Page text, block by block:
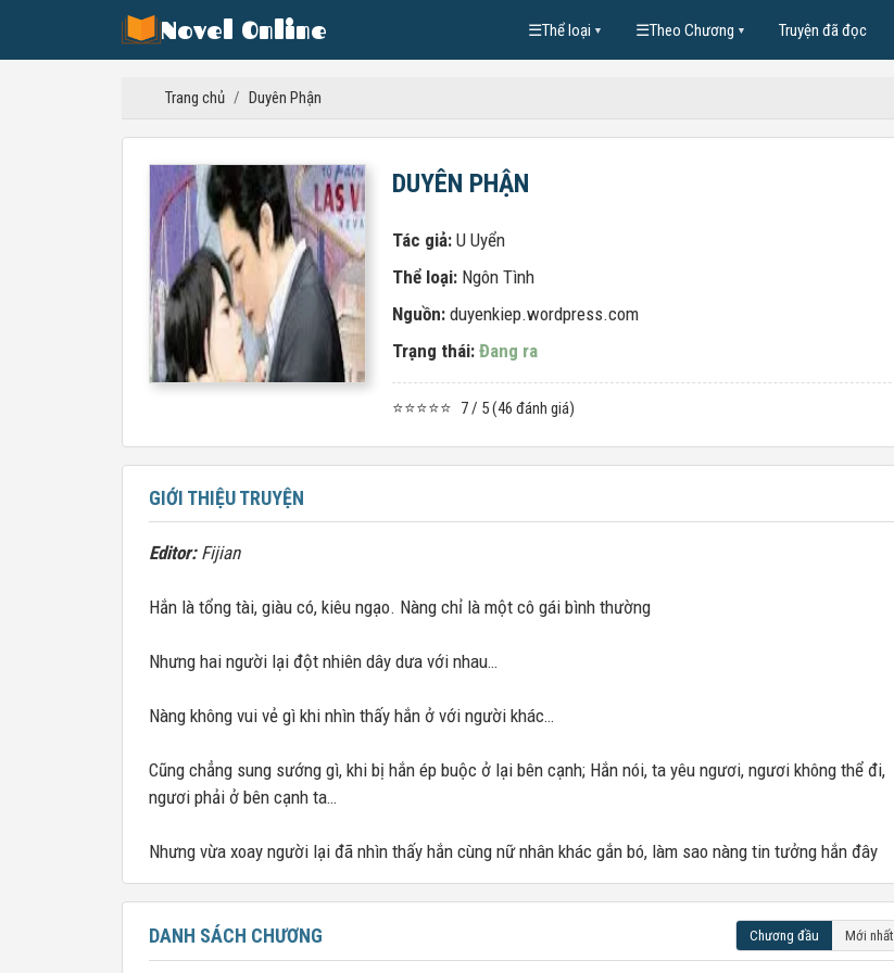
Novel Online ☰Thể loại ▼ ☰Theo Chương ▼ Truyện đã đọc
Trang chủ / Duyên Phận
DUYÊN PHẬN
Tác giả: U Uyển
Thể loại: Ngôn Tình
Nguồn: duyenkiep.wordpress.com
Trạng thái: Đang ra
⭐⭐⭐⭐⭐ 7 / 5 (46 đánh giá)
GIỚI THIỆU TRUYỆN
Editor:Fijian
Hắn là tổng tài, giàu có, kiêu ngạo. Nàng chỉ là một cô gái bình thường
Nhưng hai người lại đột nhiên dây dưa với nhau…
Nàng không vui vẻ gì khi nhìn thấy hắn ở với người khác…
Cũng chẳng sung sướng gì, khi bị hắn ép buộc ở lại bên cạnh; Hắn nói, ta yêu ngươi, ngươi không thể đi,
ngươi phải ở bên cạnh ta…
Nhưng vừa xoay người lại đã nhìn thấy hắn cùng nữ nhân khác gắn bó, làm sao nàng tin tưởng hắn đây
DANH SÁCH CHƯƠNG Chương đầu Mới nhất